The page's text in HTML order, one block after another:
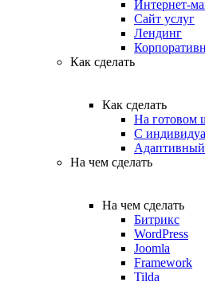
Интернет-
Сайт услуг
Лендинг
Как сделать
Как сделать
На готовом
С
Адаптивный
На чем сделать
На чем сделать
Битрикс
WordPress
Joomla
Framework
Tilda